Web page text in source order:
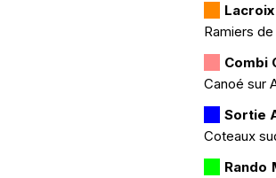
Ramiers
Combi
Canoé sur
Sortie
Coteaux
Rando